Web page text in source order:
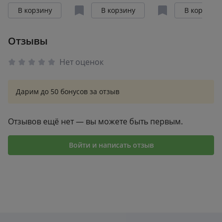
инструментов для
борьбы с тревогой
В корзину
травмой.
Клинический
травмы развития
В корзину В корзину
Отзывы
Нет оценок
Дарим до 50 бонусов за отзыв
Отзывов ещё нет — вы можете быть первым.
Войти и написать отзыв